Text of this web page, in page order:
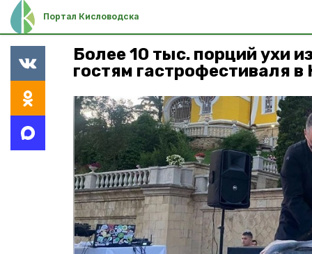
Портал Кисловодска
Более 10 тыс. порций ухи
гостям гастрофестиваля в